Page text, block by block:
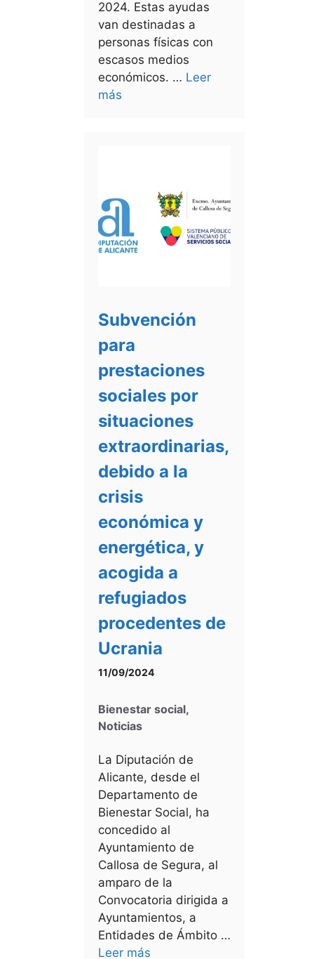
2024. Estas ayudas
van destinadas a
personas físicas con
escasos medios
económicos. … Leer
más
Subvención
para
prestaciones
sociales por
situaciones
extraordinarias,
debido a la
crisis
económica y
energética, y
acogida a
refugiados
procedentes de
Ucrania
11/09/2024
Bienestar social,
Noticias
La Diputación de
Alicante, desde el
Departamento de
Bienestar Social, ha
concedido al
Ayuntamiento de
Callosa de Segura, al
amparo de la
Convocatoria dirigida a
Ayuntamientos, a
Entidades de Ámbito …
Leer más